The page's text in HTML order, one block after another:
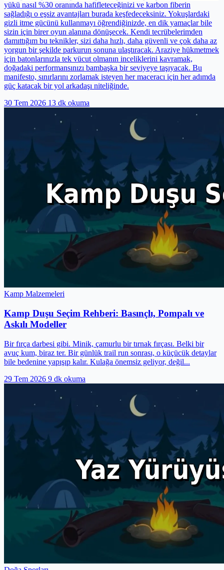
yükü nasıl %30 oranında hafifleteceğinizi ve karbon fiberin
sağladığı o eşsiz avantajları burada keşfedeceksiniz. Yokuşlardaki
gizli itme gücünü kullanmayı öğrendiğinizde, en dik yamaçlar bile
sizin için birer oyun alanına dönüşecek. Kendi tecrübelerimden
damıttığım bu teknikler, sizi daha hızlı, daha güvenli ve çok daha az
yorgun bir şekilde parkurun sonuna ulaştıracak. Araziye hükmetmek
için batonlarınızla tek vücut olmanın inceliklerini kavramak,
doğadaki performansınızı bambaşka bir seviyeye taşıyacak. Bu
manifesto, sınırlarını zorlamak isteyen her maceracı için her adımda
güç katacak bir yol arkadaşı niteliğinde.
30 Tem 2026 13 dk okuma
Kamp Malzemeleri
Kamp Duşu Seçim Rehberi: Basınçlı, Pompalı ve
Askılı Modeller
Bir fırça darbesi gibi. Minik, çamurlu bir tırnak fırçası. Belki bir
avuç kum, biraz ter. Bir günlük trail run sonrası, o küçücük detaylar
bile bedenine yapışıp kalır. Kulağa önemsiz geliyor, değil...
29 Tem 2026 9 dk okuma